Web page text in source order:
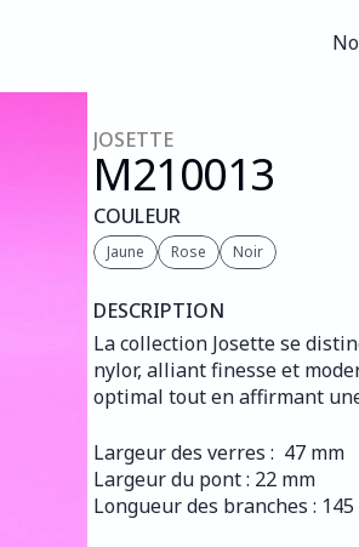
JOSETTE
M210013
COULEUR
Jaune Rose Noir
DESCRIPTION
La collection Josette se
nylor, alliant finesse et
optimal tout en affirmant
Largeur des verres :  47 mm
Largeur du pont : 22 mm
Longueur des branches :